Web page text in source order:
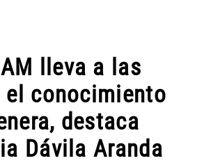
lleva a las
el conocimiento
destaca
Dávila Aranda